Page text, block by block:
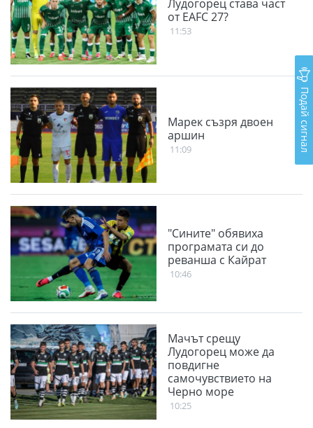
Лудогорец става част
от EAFC 27?
11:53
Марек съзря двоен
аршин
11:09
"Сините" обявиха
програмата си до
реванша с Кайрат
10:46
Мачът срещу
Лудогорец може да
повдигне
самочувствието на
Черно море
10:25
Подай сигнал